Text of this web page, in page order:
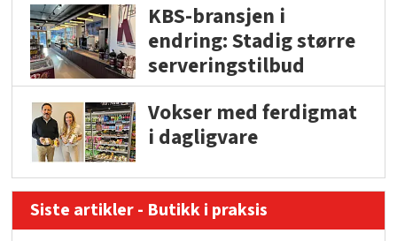
KBS-bransjen i
endring: Stadig større
serveringstilbud
Vokser med ferdigmat
i dagligvare
Siste artikler - Butikk i praksis